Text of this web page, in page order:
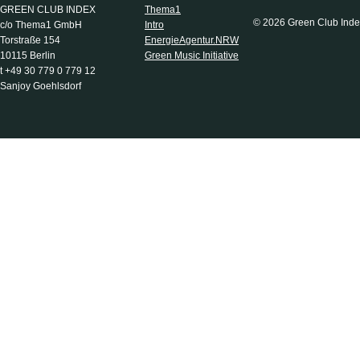
GREEN CLUB INDEX
c/o Thema1 GmbH
Torstraße 154
10115 Berlin
t +49 30 779 0 779 12
Sanjoy Goehlsdorf
Thema1
Intro
EnergieAgentur.NRW
Green Music Initiative
© 2026 Green Club